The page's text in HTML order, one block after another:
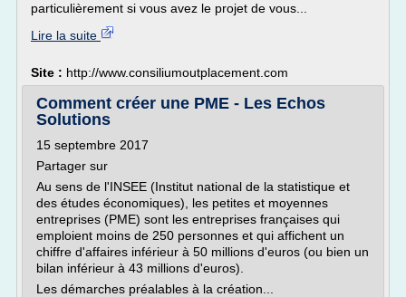
particulièrement si vous avez le projet de vous...
Lire la suite
Site : http://www.consiliumoutplacement.com
Comment créer une PME - Les Echos
Solutions
15 septembre 2017
Partager sur
Au sens de l'INSEE (Institut national de la statistique et
des études économiques), les petites et moyennes
entreprises (PME) sont les entreprises françaises qui
emploient moins de 250 personnes et qui affichent un
chiffre d'affaires inférieur à 50 millions d'euros (ou bien un
bilan inférieur à 43 millions d'euros).
Les démarches préalables à la création...